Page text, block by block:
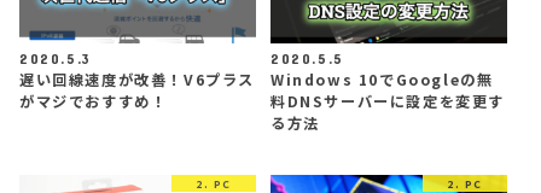
2020.5.3
遅い回線速度が改善！V6プラス
がマジでおすすめ！
2020.5.5
Windows 10でGoogleの無
料DNSサーバーに設定を変更す
る方法
2. PC 2. PC